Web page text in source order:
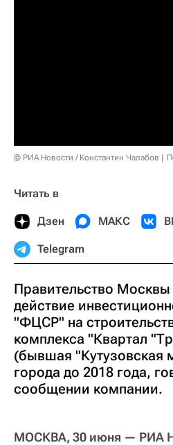
© РИА Новости / Константин Чалабов
Читать в
Дзен МАКС
Telegram
Правительство
действие
"ФЦСР" на
комплекса "Квартал
(бывшая "Кутузовская
города до 2018 года,
сообщении компании.
МОСКВА, 30 июня — РИА